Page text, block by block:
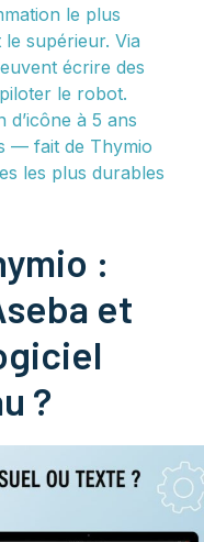
le plus
supérieur. Via
écrire des
le robot.
à 5 ans
— fait de Thymio
les plus durables
:
et
?